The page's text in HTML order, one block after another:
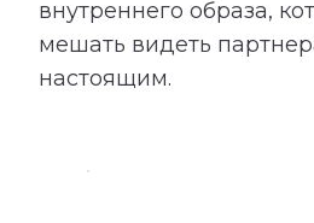
внутреннего образа,
мешать видеть
настоящим.